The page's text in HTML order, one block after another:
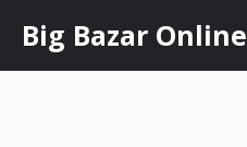
content
Big Bazar Online